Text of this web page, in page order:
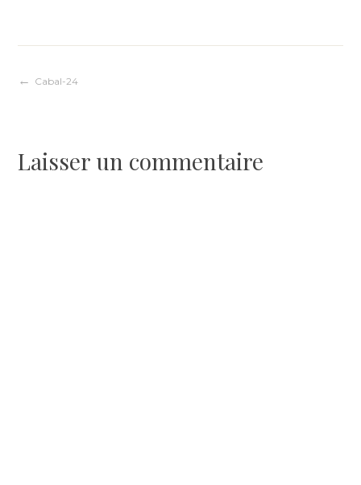
Navigation
l’article
Cabal-24
Laisser un commentaire